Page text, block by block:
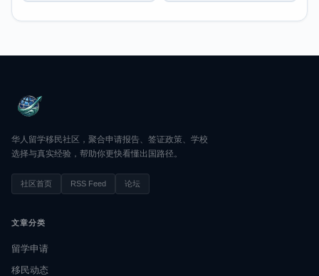
华人留学移民社区，聚合申请报告、签证政策、学校
选择与真实经验，帮助你更快看懂出国路径。
社区首页 RSS Feed 论坛
文章分类
留学申请
移民动态